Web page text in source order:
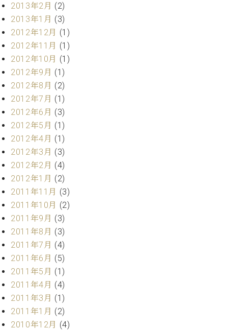
2013年2月 (2)
2013年1月 (3)
2012年12月 (1)
2012年11月 (1)
2012年10月 (1)
2012年9月 (1)
2012年8月 (2)
2012年7月 (1)
2012年6月 (3)
2012年5月 (1)
2012年4月 (1)
2012年3月 (3)
2012年2月 (4)
2012年1月 (2)
2011年11月 (3)
2011年10月 (2)
2011年9月 (3)
2011年8月 (3)
2011年7月 (4)
2011年6月 (5)
2011年5月 (1)
2011年4月 (4)
2011年3月 (1)
2011年1月 (2)
2010年12月 (4)